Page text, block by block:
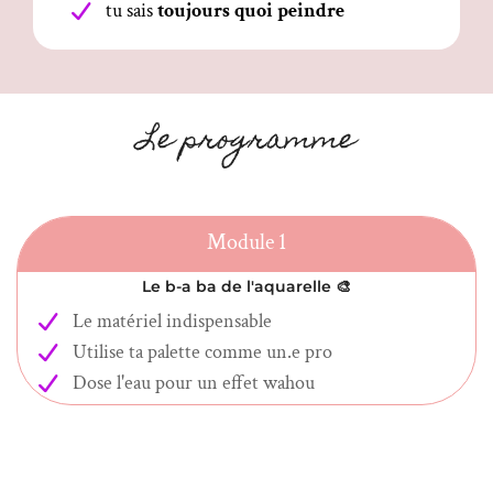
tu saistoujours quoi peindre
Le programme
Module 1
Le b-a ba de l'aquarelle 🎨
Le matériel indispensable
Utilise ta palette comme un.e pro
Dose l'eau pour un effet wahou